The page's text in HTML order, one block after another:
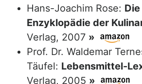
Hans-Joachim Rose:
Enzyklopädie der
Verlag, 2007 »
Prof. Dr. Waldemar
Täufel: Lebensmittel-
Verlag, 2005 »